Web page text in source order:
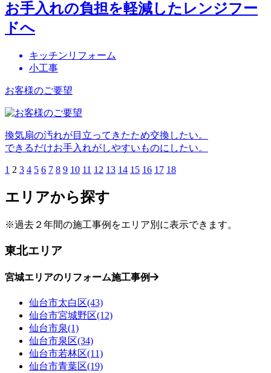
お手入れの負担を軽減したレンジフー
ドへ
キッチンリフォーム
小工事
お客様のご要望
換気扇の汚れが目立ってきたため交換したい。
できるだけお手入れがしやすいものにしたい。
1 2 3 4 5 6 7 8 9 10 11 12 13 14 15 16 17 18
エリアから探す
※過去２年間の施工事例をエリア別に表示できます。
東北エリア
宮城エリアのリフォーム施工事例
仙台市太白区(43)
仙台市宮城野区(12)
仙台市泉(1)
仙台市泉区(34)
仙台市若林区(11)
仙台市青葉区(19)